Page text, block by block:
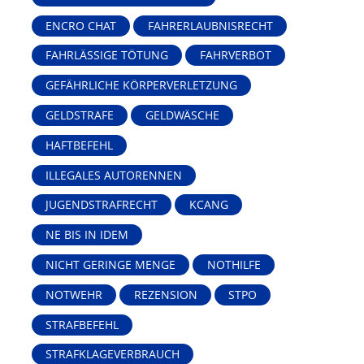
ENCRO CHAT
FAHRERLAUBNISRECHT
FAHRLÄSSIGE TÖTUNG
FAHRVERBOT
GEFÄHRLICHE KÖRPERVERLETZUNG
GELDSTRAFE
GELDWÄSCHE
HAFTBEFEHL
ILLEGALES AUTORENNEN
JUGENDSTRAFRECHT
KCANG
NE BIS IN IDEM
NICHT GERINGE MENGE
NOTHILFE
NOTWEHR
REZENSION
STPO
STRAFBEFEHL
STRAFKLAGEVERBRAUCH